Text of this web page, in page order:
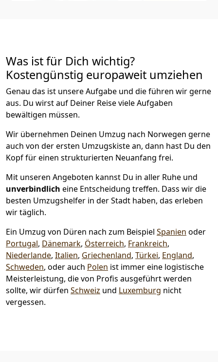
Was ist für Dich wichtig?
Kostengünstig europaweit umziehen
Genau das ist unsere Aufgabe und die führen wir gerne
aus. Du wirst auf Deiner Reise viele Aufgaben
bewältigen müssen.
Wir übernehmen Deinen Umzug nach Norwegen gerne
auch von der ersten Umzugskiste an, dann hast Du den
Kopf für einen strukturierten Neuanfang frei.
Mit unseren Angeboten kannst Du in aller Ruhe und
unverbindlich eine Entscheidung treffen. Dass wir die
besten Umzugshelfer in der Stadt haben, das erleben
wir täglich.
Ein Umzug von Düren nach zum Beispiel Spanien oder
Portugal, Dänemark, Österreich, Frankreich,
Niederlande, Italien, Griechenland, Türkei, England,
Schweden, oder auch Polen ist immer eine logistische
Meisterleistung, die von Profis ausgeführt werden
sollte, wir dürfen Schweiz und Luxemburg nicht
vergessen.